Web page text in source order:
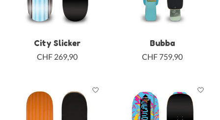
City Slicker
CHF 269,90
Bubba
CHF 759,90